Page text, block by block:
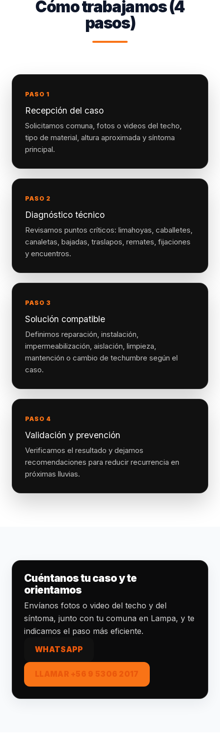
Cómo trabajamos (4
pasos)
PASO 1
Recepción del caso
Solicitamos comuna, fotos o videos del techo,
tipo de material, altura aproximada y síntoma
principal.
PASO 2
Diagnóstico técnico
Revisamos puntos críticos: limahoyas, caballetes,
canaletas, bajadas, traslapos, remates, fijaciones
y encuentros.
PASO 3
Solución compatible
Definimos reparación, instalación,
impermeabilización, aislación, limpieza,
mantención o cambio de techumbre según el
caso.
PASO 4
Validación y prevención
Verificamos el resultado y dejamos
recomendaciones para reducir recurrencia en
próximas lluvias.
Cuéntanos tu caso y te
orientamos
Envíanos fotos o video del techo y del
síntoma, junto con tu comuna en Lampa, y te
indicamos el paso más eficiente.
WHATSAPP
LLAMAR +56 9 5306 2017